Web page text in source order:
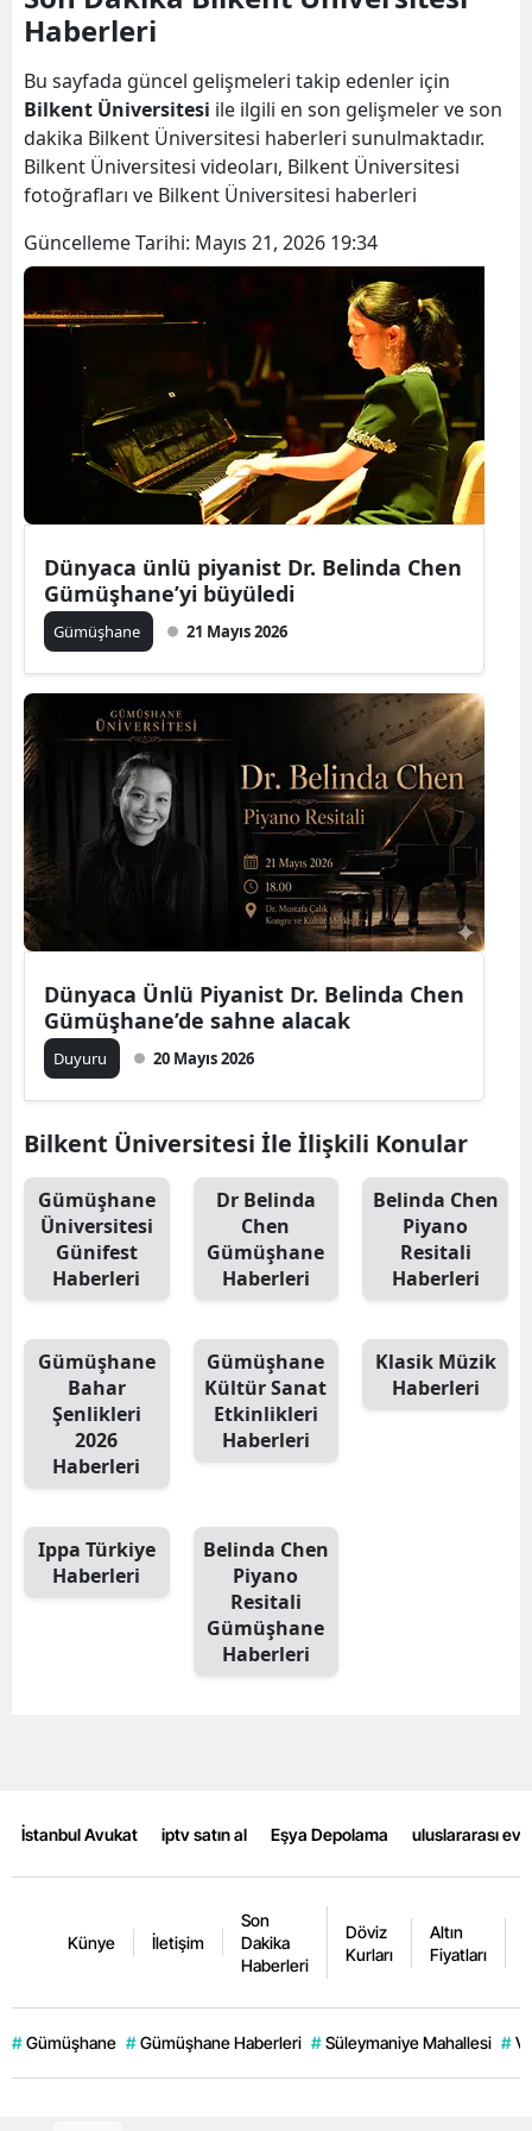
Bingöl
Bitlis
Bolu
Bursa
Çanakkale
Çorum
Denizli
Diyarbakır
Edirne
Erzurum
Eskişehir
Gaziantep
Giresun
Gümüşhane
Hakkari
Hatay
Mersin
İstanbul
İzmir
Kars
Kastamonu
Kayseri
Kırklareli
Kırşehir
Konya
Kütahya
Malatya
Manisa
Muğla
Muş
Nevşehir
Niğde
Rize
Haberleri
Bu sayfada güncel gelişmeleri takip edenler için
Bilkent Üniversitesi ile ilgili en son gelişmeler ve son
dakika Bilkent Üniversitesi haberleri sunulmaktadır.
Bilkent Üniversitesi videoları, Bilkent Üniversitesi
fotoğrafları ve Bilkent Üniversitesi haberleri
Güncelleme Tarihi: Mayıs 21, 2026 19:34
Dünyaca ünlü piyanist Dr. Belinda Chen
Gümüşhane’yi büyüledi
Gümüşhane 21 Mayıs 2026
Dünyaca Ünlü Piyanist Dr. Belinda Chen
Gümüşhane’de sahne alacak
Duyuru 20 Mayıs 2026
Bilkent Üniversitesi İle İlişkili Konular
Gümüşhane
Üniversitesi
Günifest
Haberleri
Dr Belinda
Chen
Gümüşhane
Haberleri
Belinda Chen
Piyano
Resitali
Haberleri
Gümüşhane
Bahar
Şenlikleri
2026
Haberleri
Gümüşhane
Kültür Sanat
Etkinlikleri
Haberleri
Klasik Müzik
Haberleri
Ippa Türkiye
Haberleri
Belinda Chen
Piyano
Resitali
Gümüşhane
Haberleri
İstanbul Avukat iptv satın al Eşya Depolama uluslararası
Künye İletişim
Son
Dakika
Haberleri
Döviz
Kurları
Altın
Fiyatları
# Gümüşhane # Gümüşhane Haberleri # Süleymaniye Mahallesi #